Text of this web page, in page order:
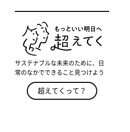
サステナブルな未来のために、日
常のなかでできること見つけよう
超えてくって？